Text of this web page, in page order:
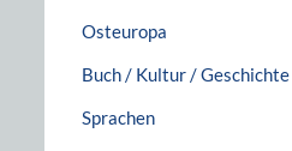
Osteuropa
Buch / Kultur / Geschichte
Sprachen